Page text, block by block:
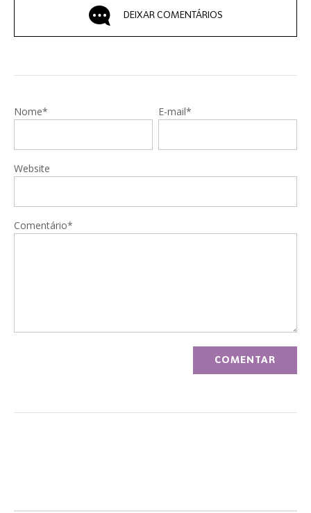
DEIXAR COMENTÁRIOS
Nome* E-mail*
Website
Comentário*